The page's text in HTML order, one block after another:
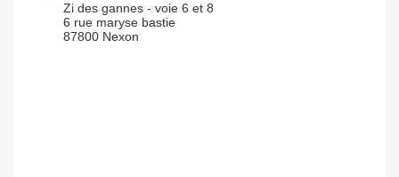
Zi des gannes - voie 6 et 8
6 rue maryse bastie
87800 Nexon